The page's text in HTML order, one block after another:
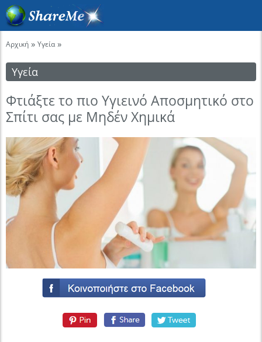
Αρχική » Υγεία »
Υγεία
Φτιάξτε το πιο Υγιεινό Αποσμητικό στο
Σπίτι σας με Μηδέν Χημικά